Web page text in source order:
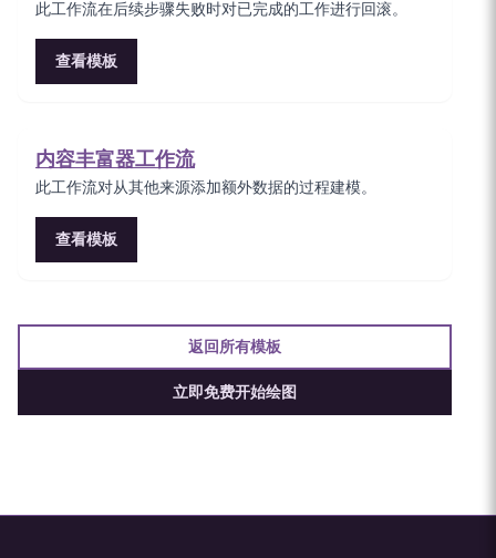
此工作流在后续步骤失败时对已完成的工作进行回滚。
查看模板
内容丰富器工作流
此工作流对从其他来源添加额外数据的过程建模。
查看模板
返回所有模板
立即免费开始绘图